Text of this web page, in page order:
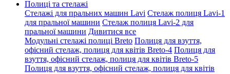
Полиці та стелажі
Стелажі для пральних машин Lavi Стелаж полиця Lavi-1
для пральної машини Стелаж полиця Lavi-2 для
пральної машини Дивитися все
Модульні стелажі полиці Breto Полиця для взуття,
офісний стелаж, полиця для квітів Breto-4 Полиця для
взуття, офісний стелаж, полиця для квітів Breto-5
Полиця для взуття, офісний стелаж, полиця для квітів